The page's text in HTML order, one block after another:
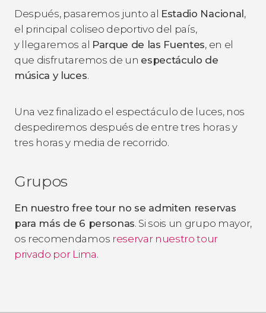
Después, pasaremos junto al Estadio Nacional,
el principal coliseo deportivo del país,
y llegaremos al Parque de las Fuentes, en el
que disfrutaremos de un espectáculo de
música y luces.
Una vez finalizado el espectáculo de luces, nos
despediremos después de entre tres horas y
tres horas y media de recorrido.
Grupos
En nuestro free tour no se admiten reservas
para más de 6 personas. Si sois un grupo mayor,
os recomendamos reservar nuestro tour
privado por Lima.